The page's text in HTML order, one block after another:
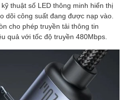
thuật số LED thông minh hiển thị
dõi công suất đang được nạp vào.
cho phép truyền tải thông tin
quả với tốc độ truyền 480Mbps.